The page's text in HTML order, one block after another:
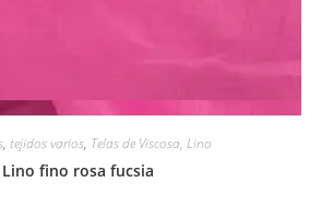
Vista rápida
, tejidos varios, Telas de Viscosa, Lino
Lino fino rosa fucsia